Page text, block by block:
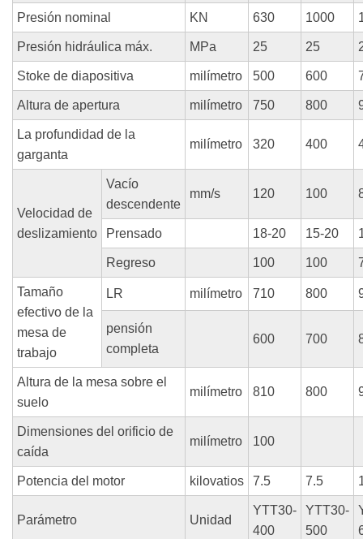
Presión nominal KN 630 1000
Presión hidráulica máx. MPa 25 25
Stoke de diapositiva milímetro 500 600
Altura de apertura milímetro 750 800
La profundidad de la
garganta
milímetro 320 400
Velocidad de
deslizamiento
Vacío
descendente
mm/s 120 100
Prensado 18-20 15-20
Regreso 100 100
Tamaño
efectivo de la
mesa de
trabajo
LR milímetro 710 800
pensión
completa
600 700
Altura de la mesa sobre el
suelo
milímetro 810 800
Dimensiones del orificio de
caída
milímetro 100
Potencia del motor kilovatios 7.5 7.5
Parámetro Unidad
YTT30-
400
YTT30-
500